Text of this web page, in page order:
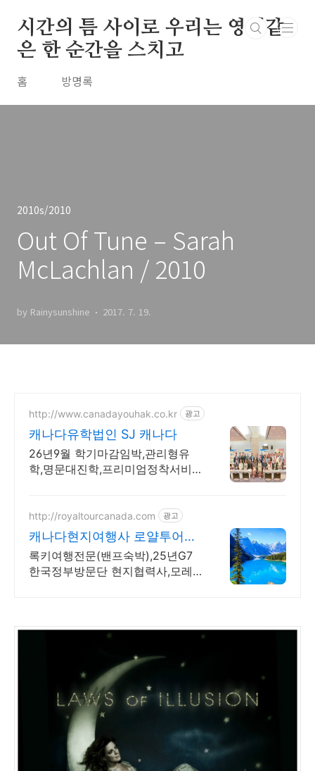
시간의 틈 사이로 우리는 영원같
은 한 순간을 스치고
홈 방명록
2010s/2010
Out Of Tune – Sarah
McLachlan / 2010
by Rainysunshine 2017. 7. 19.
http://www.canadayouhak.co.kr 광고
캐나다유학법인 SJ 캐나다
26년9월 학기마감임박,관리형유
학,명문대진학,프리미엄정착서비
자녀무상, 보딩스쿨
http://royaltourcanada.com 광고
캐나다현지여행사 로얄투어
25년G7 한국방문단 협력사
록키여행전문(밴프숙박),25년G7
한국정부방문단 현지협력사,모레